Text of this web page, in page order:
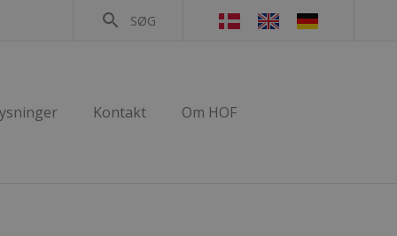
search SØG
Kontakt Om HOF